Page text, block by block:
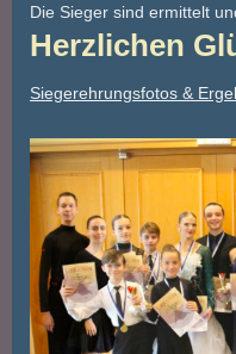
Die Sieger sind ermittelt
Herzlichen
Siegerehrungsfotos &